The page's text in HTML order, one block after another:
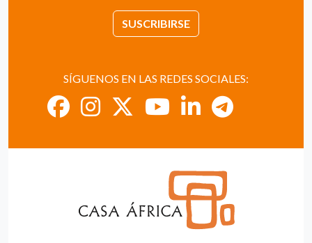
SUSCRIBIRSE
SÍGUENOS EN LAS REDES SOCIALES: